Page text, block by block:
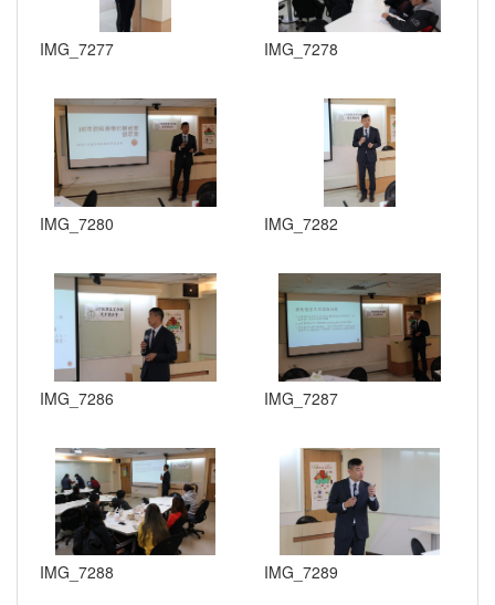
IMG_7277 IMG_7278
IMG_7280 IMG_7282
IMG_7286 IMG_7287
IMG_7288 IMG_7289